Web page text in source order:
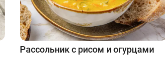
Рассольник с рисом и огурцами